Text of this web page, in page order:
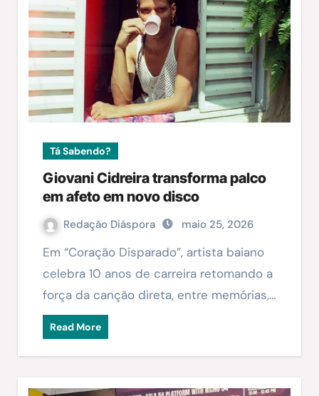
Tá Sabendo?
Giovani Cidreira transforma palco
em afeto em novo disco
Redação Diáspora maio 25, 2026
Em “Coração Disparado”, artista baiano
celebra 10 anos de carreira retomando a
força da canção direta, entre memórias,…
Read More